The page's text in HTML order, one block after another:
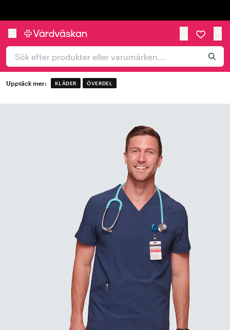
Upptäck mer: KLÄDER ÖVERDEL